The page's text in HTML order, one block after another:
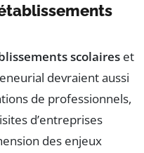
scolaires et
devraient aussi
de professionnels,
d’entreprises
des enjeux